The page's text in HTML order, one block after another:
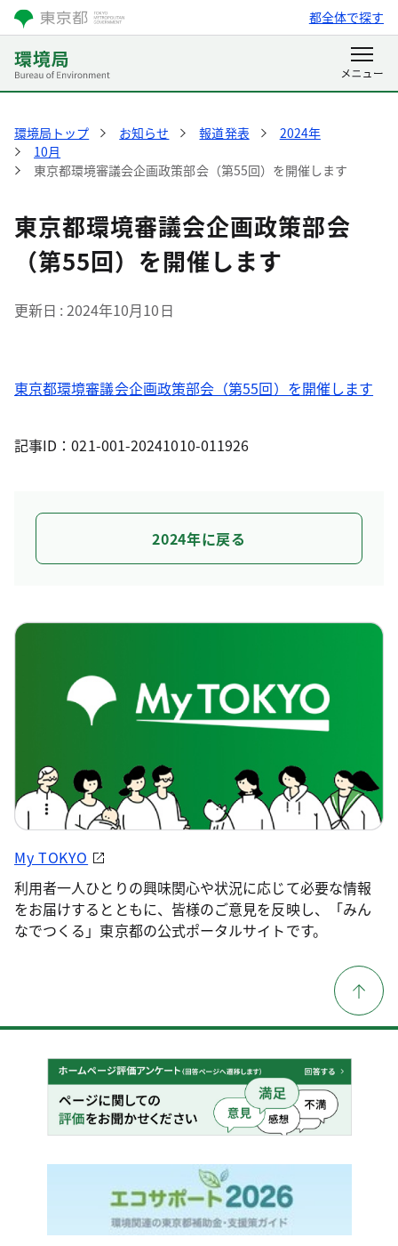
都全体で探す
環境局トップ お知らせ 報道発表
2024年
10月
東京都環境審議会企画政策部会（第55回）を開催します
東京都環境審議会企画政策部会
（第55回）を開催します
更新日 2024年10月10日
東京都環境審議会企画政策部会（第55回）を開催します
記事ID：021-001-20241010-011926
2024年に戻る
My TOKYO
利用者一人ひとりの興味関心や状況に応じて必要な情報
をお届けするとともに、皆様のご意見を反映し、「みん
なでつくる」東京都の公式ポータルサイトです。